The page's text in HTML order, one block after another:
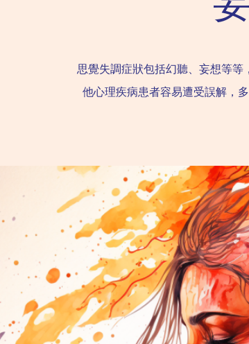
思覺失調症狀包括幻聽、妄想等
他心理疾病患者容易遭受誤解，